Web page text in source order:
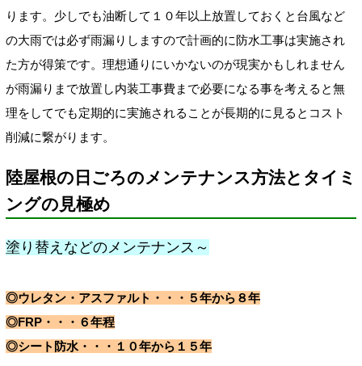
ります。少しでも油断して１０年以上放置しておくと台風など
の大雨では必ず雨漏りしますので計画的に防水工事は実施され
た方が得策です。理想通りにいかないのが現実かもしれません
が雨漏りまで放置し内装工事費まで必要になる事を考えると無
理をしてでも定期的に実施されることが長期的に見るとコスト
削減に繋がります。
陸屋根の日ごろのメンテナンス方法とタイミ
ングの見極め
塗り替えなどのメンテナンス～
◎ウレタン・アスファルト・・・５年から８年
◎FRP・・・６年程
◎シート防水・・・１０年から１５年